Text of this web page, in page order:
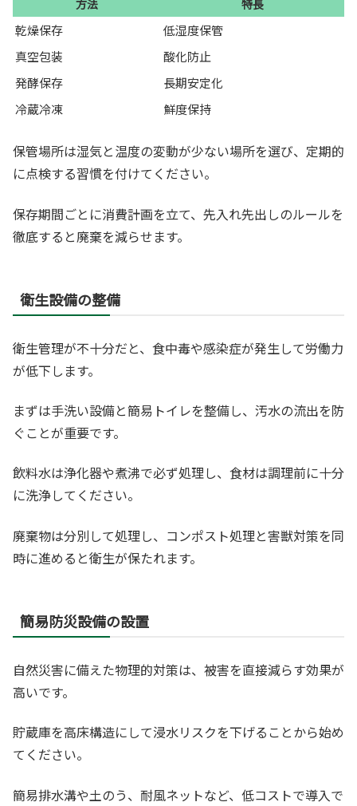
方法 特長
乾燥保存
低湿度保管
真空包装
酸化防止
発酵保存
長期安定化
冷蔵冷凍
鮮度保持
保管場所は湿気と温度の変動が少ない場所を選び、定期的
に点検する習慣を付けてください。
保存期間ごとに消費計画を立て、先入れ先出しのルールを
徹底すると廃棄を減らせます。
衛生設備の整備
衛生管理が不十分だと、食中毒や感染症が発生して労働力
が低下します。
まずは手洗い設備と簡易トイレを整備し、汚水の流出を防
ぐことが重要です。
飲料水は浄化器や煮沸で必ず処理し、食材は調理前に十分
に洗浄してください。
廃棄物は分別して処理し、コンポスト処理と害獣対策を同
時に進めると衛生が保たれます。
簡易防災設備の設置
自然災害に備えた物理的対策は、被害を直接減らす効果が
高いです。
貯蔵庫を高床構造にして浸水リスクを下げることから始め
てください。
簡易排水溝や土のう、耐風ネットなど、低コストで導入で